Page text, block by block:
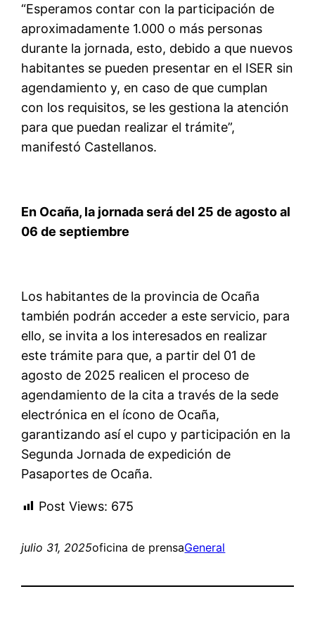
“Esperamos contar con la participación de
aproximadamente 1.000 o más personas
durante la jornada, esto, debido a que nuevos
habitantes se pueden presentar en el ISER sin
agendamiento y, en caso de que cumplan
con los requisitos, se les gestiona la atención
para que puedan realizar el trámite”,
manifestó Castellanos.
En Ocaña, la jornada será del 25 de agosto al
06 de septiembre
Los habitantes de la provincia de Ocaña
también podrán acceder a este servicio, para
ello, se invita a los interesados en realizar
este trámite para que, a partir del 01 de
agosto de 2025 realicen el proceso de
agendamiento de la cita a través de la sede
electrónica en el ícono de Ocaña,
garantizando así el cupo y participación en la
Segunda Jornada de expedición de
Pasaportes de Ocaña.
Post Views: 675
julio 31, 2025oficina de prensaGeneral